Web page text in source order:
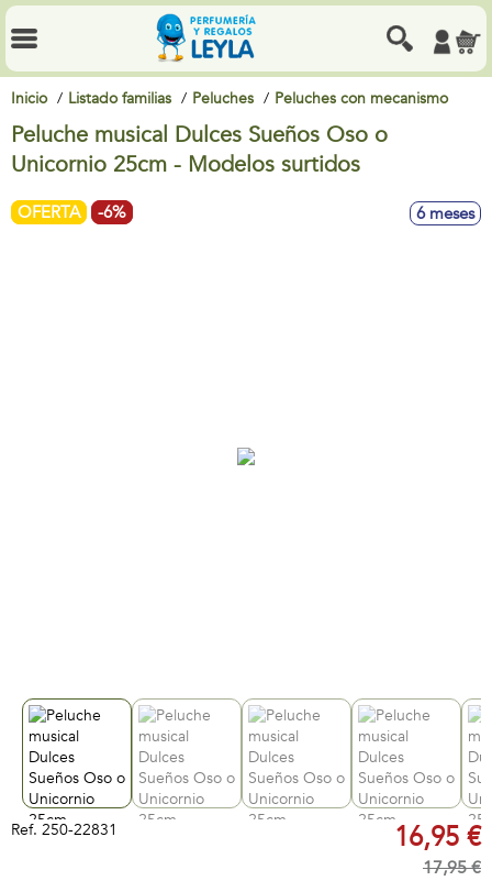
Inicio Listado familias Peluches Peluches con mecanismo
Peluche musical Dulces Sueños Oso o
Unicornio 25cm - Modelos surtidos
OFERTA -6% 6 meses
Ref. 250-22831 16,95 €
17,95 €